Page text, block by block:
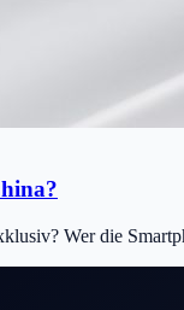
Wer die